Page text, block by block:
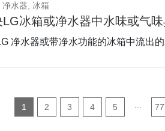
净水器, 冰箱
冰箱或净水器中水味或气
净水器或带净水功能的冰箱中流出
1 2 3 4 5